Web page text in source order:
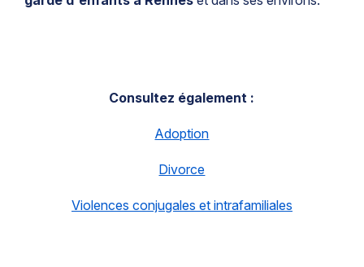
Consultez également :
Adoption
Divorce
Violences conjugales et intrafamiliales